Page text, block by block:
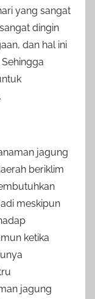
yang sangat
dingin
dan hal ini
jagung
beriklim
meskipun
ketika
jagung